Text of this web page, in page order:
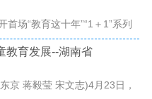
场“教育这十年”“1＋1”系列
教育发展--湖南省
京 蒋毅莹 宋文志)4月23日，